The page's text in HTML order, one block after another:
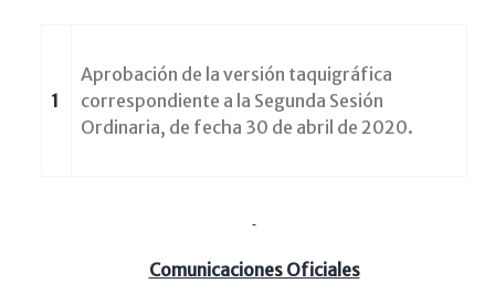
1
Aprobación de la versión taquigráfica
correspondiente a la Segunda Sesión
Ordinaria, de fecha 30 de abril de 2020.
Comunicaciones Oficiales